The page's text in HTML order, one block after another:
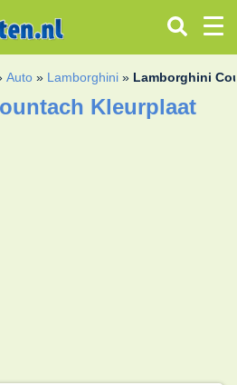
Auto » Lamborghini » Lamborghini
Kleurplaat